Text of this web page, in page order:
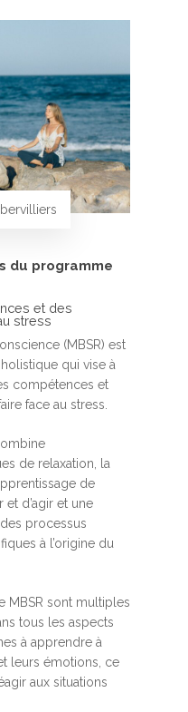
du programme
et des
stress
(MBSR) est
qui vise à
compétences et
face au stress.
de relaxation, la
de
d’agir et une
processus
à l’origine du
MBSR sont multiples
tous les aspects
à apprendre à
leurs émotions, ce
aux situations